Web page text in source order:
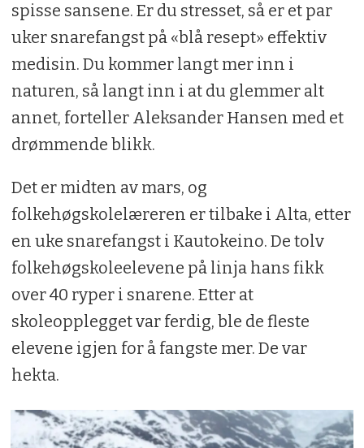
spisse sansene. Er du stresset, så er et par
uker snarefangst på «blå resept» effektiv
medisin. Du kommer langt mer inn i
naturen, så langt inn i at du glemmer alt
annet, forteller Aleksander Hansen med et
drømmende blikk.
Det er midten av mars, og
folkehøgskolelæreren er tilbake i Alta, etter
en uke snarefangst i Kautokeino. De tolv
folkehøgskoleelevene på linja hans fikk
over 40 ryper i snarene. Etter at
skoleopplegget var ferdig, ble de fleste
elevene igjen for å fangste mer. De var
hekta.